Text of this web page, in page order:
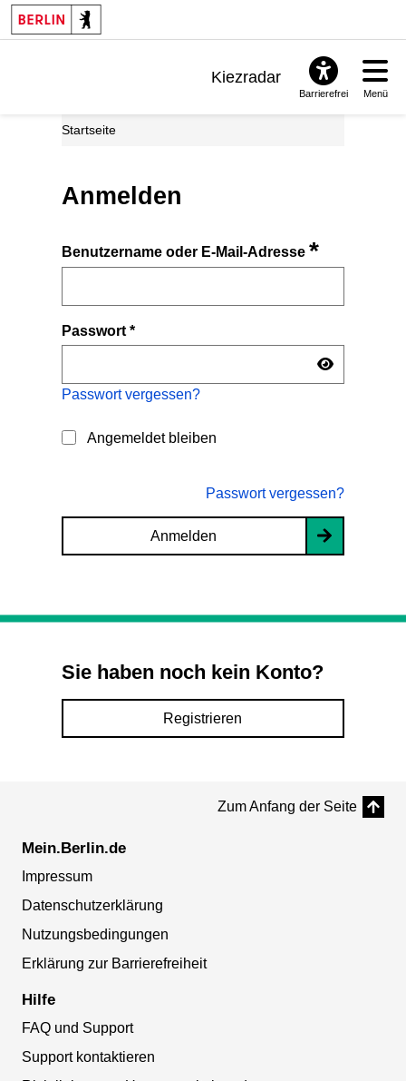
Kiezradar
Barrierefrei Menü
Startseite
Anmelden
Benutzername oder E-Mail-Adresse*
Passwort*
Passwort vergessen?
Angemeldet bleiben
Passwort vergessen?
Anmelden
Sie haben noch kein Konto?
Registrieren
Zum Anfang der Seite
Mein.Berlin.de
Impressum
Datenschutzerklärung
Nutzungsbedingungen
Erklärung zur Barrierefreiheit
Hilfe
FAQ und Support
Support kontaktieren